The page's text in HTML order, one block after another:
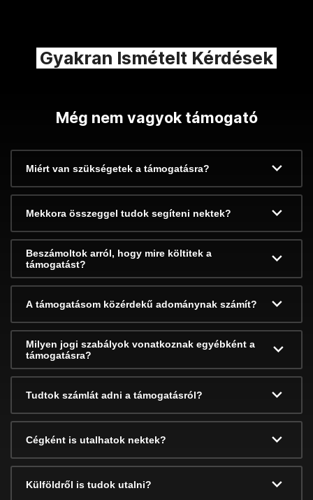
Gyakran Ismételt Kérdések
Még nem vagyok támogató
Miért van szükségetek a támogatásra?
Mekkora összeggel tudok segíteni nektek?
Beszámoltok arról, hogy mire költitek a
támogatást?
A támogatásom közérdekű adománynak számít?
Milyen jogi szabályok vonatkoznak egyébként a
támogatásra?
Tudtok számlát adni a támogatásról?
Cégként is utalhatok nektek?
Külföldről is tudok utalni?